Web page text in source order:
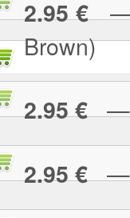
2.95 €—
Brown)
2.95 €—
2.95 €—